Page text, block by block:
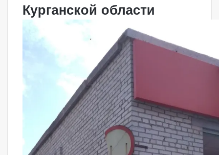
Курганской области